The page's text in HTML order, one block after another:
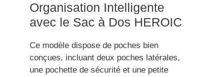
Organisation Intelligente
avec le Sac à Dos HEROIC
Ce modèle dispose de poches bien
conçues, incluant deux poches latérales,
une pochette de sécurité et une petite